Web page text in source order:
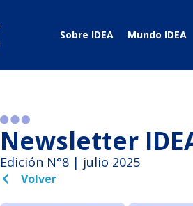
Sobre IDEA Mundo IDEA
Newsletter
Edición N°8 | julio 2025
Volver